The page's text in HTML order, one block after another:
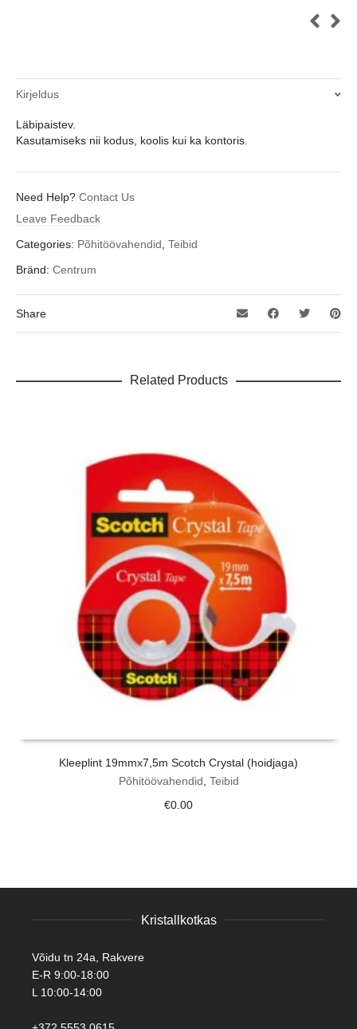
Kirjeldus
Läbipaistev.
Kasutamiseks nii kodus, koolis kui ka kontoris.
Need Help? Contact Us
Leave Feedback
Categories: Põhitöövahendid Teibid
Bränd: Centrum
Share
Related Products
Kleeplint 19mmx7,5m Scotch Crystal (hoidjaga)
Põhitöövahendid Teibid
€0.00
Kristallkotkas
Võidu tn 24a, Rakvere
E-R 9:00-18:00
L 10:00-14:00